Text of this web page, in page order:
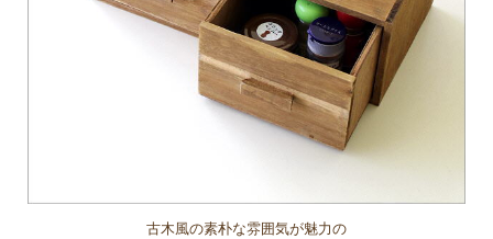
古木風の素朴な雰囲気が魅力の